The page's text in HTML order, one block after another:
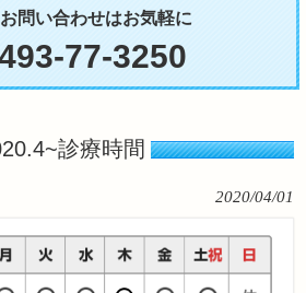
問い合わせはお気軽に
77-3250
診療時間
2020/04/01